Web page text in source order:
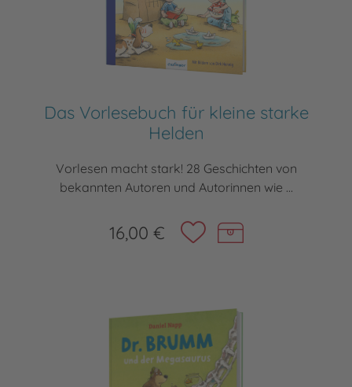
Das Vorlesebuch für kleine starke
Helden
Vorlesen macht stark! 28 Geschichten von
bekannten Autoren und Autorinnen wie ...
16,00 €